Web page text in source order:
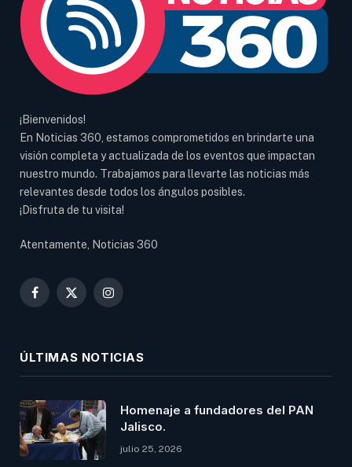
¡Bienvenidos!
En Noticias 360, estamos comprometidos en brindarte una
visión completa y actualizada de los eventos que impactan
nuestro mundo. Trabajamos para llevarte las noticias más
relevantes desde todos los ángulos posibles.
¡Disfruta de tu visita!
Atentamente, Noticias 360
Facebook
X
Instagram
ÚLTIMAS NOTICIAS
Homenaje a fundadores del PAN
Jalisco.
julio 25, 2026